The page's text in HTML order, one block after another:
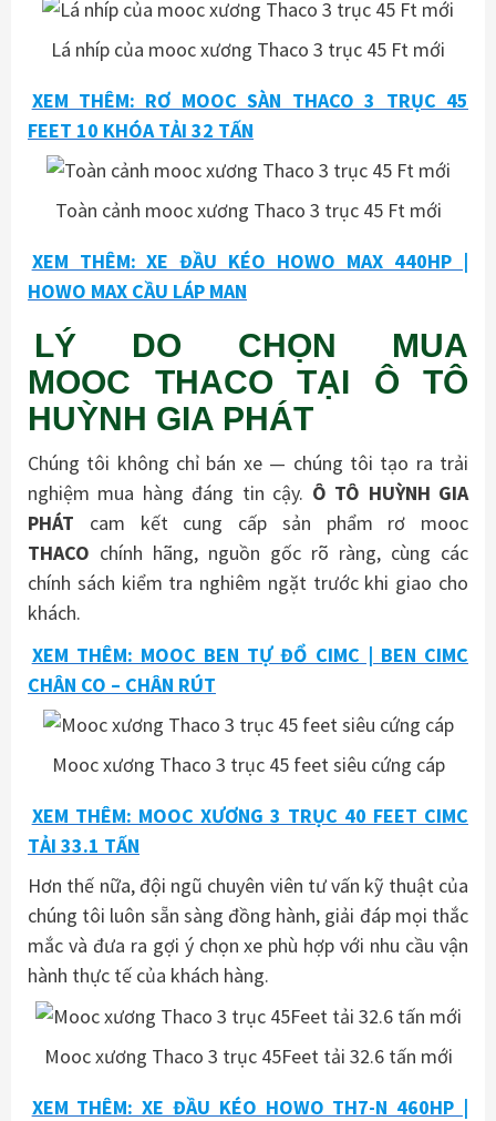
Lá nhíp của mooc xương Thaco 3 trục 45 Ft mới
XEM THÊM: RƠ MOOC SÀN THACO 3 TRỤC 45
FEET 10 KHÓA TẢI 32 TẤN
Toàn cảnh mooc xương Thaco 3 trục 45 Ft mới
XEM THÊM: XE ĐẦU KÉO HOWO MAX 440HP |
HOWO MAX CẦU LÁP MAN
LÝ DO CHỌN MUA
MOOC THACO TẠI Ô TÔ
HUỲNH GIA PHÁT
Chúng tôi không chỉ bán xe — chúng tôi tạo ra trải
nghiệm mua hàng đáng tin cậy. Ô TÔ HUỲNH GIA
PHÁT cam kết cung cấp sản phẩm rơ mooc
THACO chính hãng, nguồn gốc rõ ràng, cùng các
chính sách kiểm tra nghiêm ngặt trước khi giao cho
khách.
XEM THÊM: MOOC BEN TỰ ĐỔ CIMC | BEN CIMC
CHÂN CO – CHÂN RÚT
Mooc xương Thaco 3 trục 45 feet siêu cứng cáp
XEM THÊM: MOOC XƯƠNG 3 TRỤC 40 FEET CIMC
TẢI 33.1 TẤN
Hơn thế nữa, đội ngũ chuyên viên tư vấn kỹ thuật của
chúng tôi luôn sẵn sàng đồng hành, giải đáp mọi thắc
mắc và đưa ra gợi ý chọn xe phù hợp với nhu cầu vận
hành thực tế của khách hàng.
Mooc xương Thaco 3 trục 45Feet tải 32.6 tấn mới
XEM THÊM: XE ĐẦU KÉO HOWO TH7-N 460HP |